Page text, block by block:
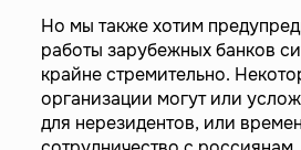
Но мы также хотим
работы зарубежных банков
крайне стремительно.
организации могут или
для нерезидентов, или